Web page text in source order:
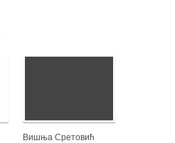
Вишња Сретовић